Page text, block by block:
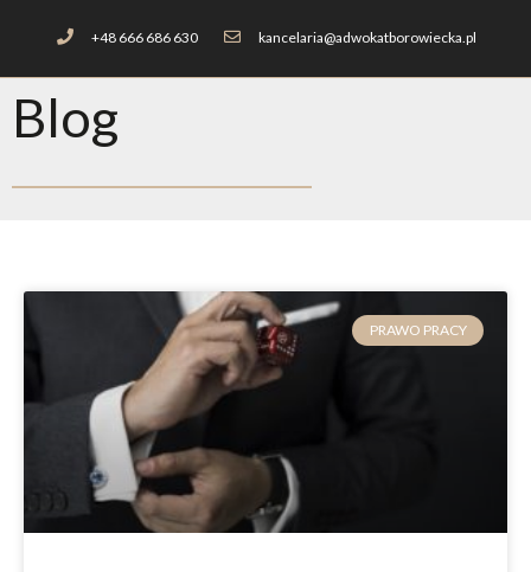
+48 666 686 630 kancelaria@adwokatborowiecka.pl
Blog
PRAWO PRACY